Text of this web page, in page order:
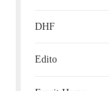
DHF
Edito